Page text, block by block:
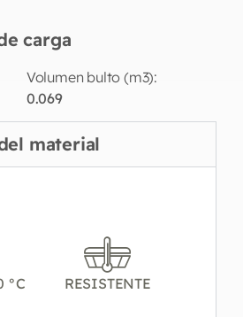
carga
Volumen bulto (m3):
0.069
material
°C RESISTENTE